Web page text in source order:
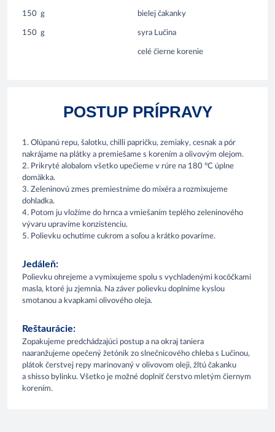
150 g bielej čakanky
150 g syra Lučina
celé čierne korenie
POSTUP PRÍPRAVY
1. Olúpanú repu, šalotku, chilli papričku, zemiaky, cesnak a pór
nakrájame na plátky a premiešame s korením a olivovým olejom.
2. Prikryté alobalom všetko upečieme v rúre na 180 °C úplne
domäkka.
3. Zeleninovú zmes premiestnime do mixéra a rozmixujeme
dohladka.
4. Potom ju vložíme do hrnca a vmiešaním teplého zeleninového
vývaru upravíme konzistenciu.
5. Polievku ochutíme cukrom a soľou a krátko povaríme.
Jedáleň:
Polievku ohrejeme a vymixujeme spolu s vychladenými kocôčkami
masla, ktoré ju zjemnia. Na záver polievku doplníme kyslou
smotanou a kvapkami olivového oleja.
Reštaurácie:
Zopakujeme predchádzajúci postup a na okraj taniera
naaranžujeme opečený žetónik zo slnečnicového chleba s Lučinou,
plátok čerstvej repy marinovaný v olivovom oleji, žltú čakanku
a shisso bylinku. Všetko je možné doplniť čerstvo mletým čiernym
korením.